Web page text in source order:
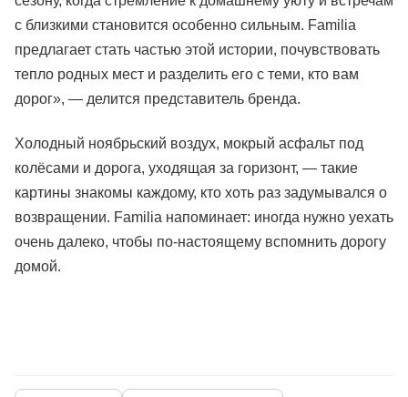
с близкими становится особенно сильным. Familia
предлагает стать частью этой истории, почувствовать
тепло родных мест и разделить его с теми, кто вам
дорог», — делится представитель бренда.
Холодный ноябрьский воздух, мокрый асфальт под
колёсами и дорога, уходящая за горизонт, — такие
картины знакомы каждому, кто хоть раз задумывался о
возвращении. Familia напоминает: иногда нужно уехать
очень далеко, чтобы по-настоящему вспомнить дорогу
домой.